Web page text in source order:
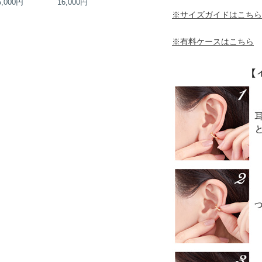
円 16,000円
※サイズガイドはこちら
※有料ケースはこちら